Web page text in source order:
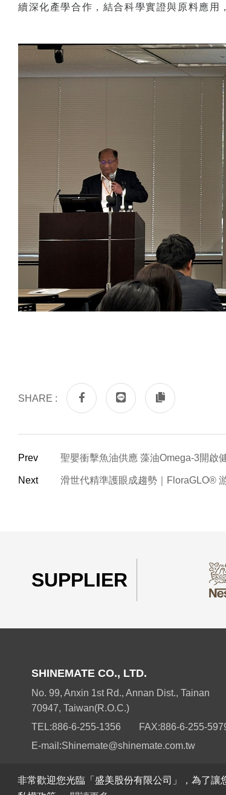
非常歡迎您光臨「盛美股份有限公司」，為了
續深化產學合作，結合科學實證與原料應用
SHARE :
Prev 聖嬰衝擊魚油供應 藻油Omega-3開啟
Next 滑世代精準護眼成趨勢｜FloraGLO®
SUPPLIER
SHINEMATE CO., LTD.
No. 99, Anxin 1st Rd., Annan Dist., Tainan
70947, Taiwan(R.O.C.)
TEL:886-6-255-1356 FAX:886-6-255-
E-mail:Shinemate@shinemate.com.tw